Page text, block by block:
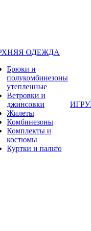
ОДЕЖДА
Брюки и
полукомбинезоны
утепленные
Ветровки и
джинсовки
Жилеты
Комбинезоны
Комплекты и
костюмы
Куртки и пальто